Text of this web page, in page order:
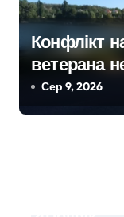
Конфлікт
ветерана
в Княжичах
Сер 9, 2026